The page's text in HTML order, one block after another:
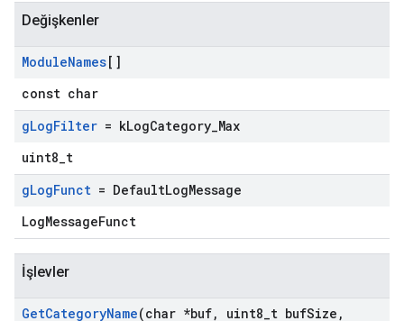
Değişkenler
ModuleNames[]
const char
gLogFilter = kLogCategory Max
uint8_t
gLogFunct = DefaultLogMessage
LogMessageFunct
İşlevler
GetCategoryName(char *buf, uint8 t bufSize ,